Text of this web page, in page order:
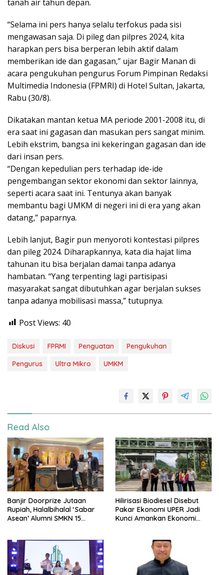
tanah air tahun depan.
“Selama ini pers hanya selalu terfokus pada sisi
mengawasan saja. Di pileg dan pilpres 2024, kita
harapkan pers bisa berperan lebih aktif dalam
memberikan ide dan gagasan,” ujar Bagir Manan di
acara pengukuhan pengurus Forum Pimpinan Redaksi
Multimedia Indonesia (FPMRI) di Hotel Sultan, Jakarta,
Rabu (30/8).
Dikatakan mantan ketua MA periode 2001-2008 itu, di
era saat ini gagasan dan masukan pers sangat minim.
Lebih ekstrim, bangsa ini kekeringan gagasan dan ide
dari insan pers.
“Dengan kepedulian pers terhadap ide-ide
pengembangan sektor ekonomi dan sektor lainnya,
seperti acara saat ini. Tentunya akan banyak
membantu bagi UMKM di negeri ini di era yang akan
datang,” paparnya.
Lebih lanjut, Bagir pun menyoroti kontestasi pilpres
dan pileg 2024. Diharapkannya, kata dia hajat lima
tahunan itu bisa berjalan damai tanpa adanya
hambatan. “Yang terpenting lagi partisipasi
masyarakat sangat dibutuhkan agar berjalan sukses
tanpa adanya mobilisasi massa,” tutupnya.
Post Views: 40
Diskusi FPRMI Penguatan
Pengukuhan
Pengurus
Ultra Mikro UMKM
Read Also
Banjir Doorprize Jutaan
Rupiah, Halalbihalal ‘Sabar
Asean’ Alumni SMKN 15
Hilirisasi Biodiesel Disebut
Pakar Ekonomi UPER Jadi
Kunci Amankan Ekonomi